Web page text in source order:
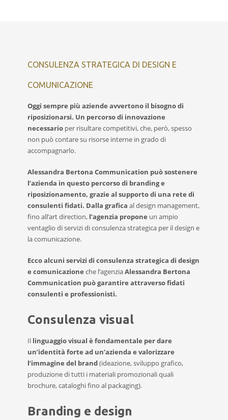
CONSULENZA STRATEGICA DI DESIGN E
COMUNICAZIONE
Oggi sempre più aziende avvertono il bisognodi
riposizionarsi. Un percorso di innovazione
necessario per risultare competitivi, che, però, spesso
non può contare su risorse interne in grado di
accompagnarlo.
Alessandra Bertona Communication può sostenere
l’azienda in questo percorso di branding e
riposizionamento, grazie al supporto di una rete di
consulenti fidati. Dalla grafica al design management,
fino all’art direction, l’agenzia propone un ampio
ventaglio di servizi di consulenza strategica per il design e
la comunicazione.
Ecco alcuni servizi di consulenza strategica di design
e comunicazione che l’agenziaAlessandra Bertona
Communication può garantire attraverso fidati
consulenti e professionisti.
Consulenza visual
Il linguaggio visual è fondamentale per dare
un’identità forte ad un’azienda e valorizzare
l’immagine del brand(ideazione, sviluppo grafico,
produzione di tutti i materiali promozionali quali
brochure, cataloghi fino al packaging).
Branding e design